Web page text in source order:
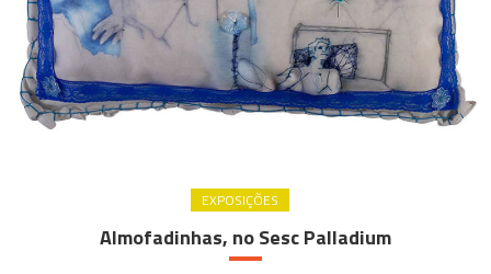
EXPOSIÇÕES
Almofadinhas, no Sesc Palladium